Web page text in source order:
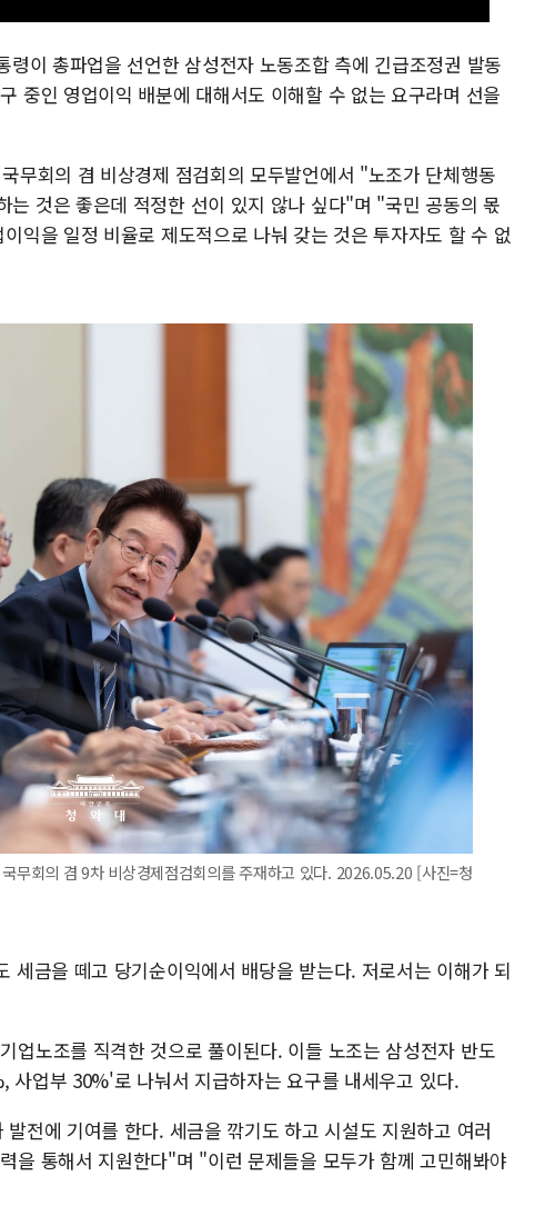
이 총파업을 선언한 삼성전자 노동조합 측에 긴급조정권 발동
중인 영업이익 배분에 대해서도 이해할 수 없는 요구라며 선을
무회의 겸 비상경제 점검회의 모두발언에서 "노조가 단체행동
는 것은 좋은데 적정한 선이 있지 않나 싶다"며 "국민 공동의 몫
익을 일정 비율로 제도적으로 나눠 갖는 것은 투자자도 할 수 없
무회의 겸 9차 비상경제점검회의를 주재하고 있다. 2026.05.20 [사진=청
세금을 떼고 당기순이익에서 배당을 받는다. 저로서는 이해가 되
업노조를 직격한 것으로 풀이된다. 이들 노조는 삼성전자 반도
사업부 30%'로 나눠서 지급하자는 요구를 내세우고 있다.
전에 기여를 한다. 세금을 깎기도 하고 시설도 지원하고 여러
을 통해서 지원한다"며 "이런 문제들을 모두가 함께 고민해봐야